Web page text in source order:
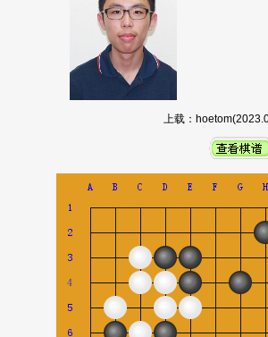
上载：